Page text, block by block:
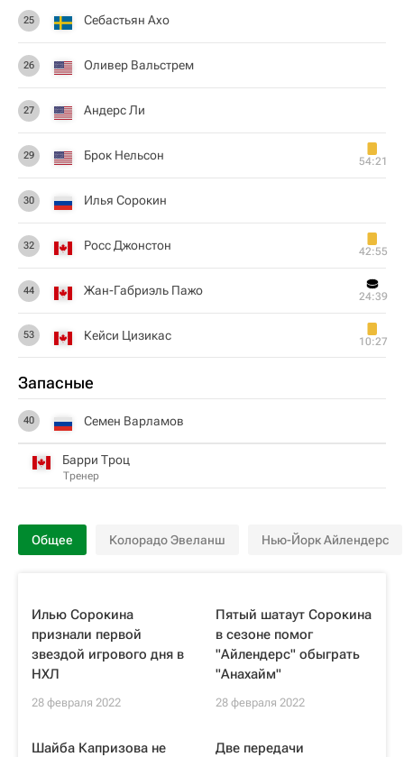
25 Себастьян Ахо
26 Оливер Вальстрем
27 Андерс Ли
29 Брок Нельсон 54:21
30 Илья Сорокин
32 Росс Джонстон 42:55
44 Жан-Габриэль Пажо 24:39
53 Кейси Цизикас 10:27
Запасные
40 Семен Варламов
Барри Троц
Тренер
Общее Колорадо Эвеланш Нью-Йорк Айлендерс
Илью Сорокина
признали первой
звездой игрового дня в
НХЛ
28 февраля 2022
Пятый шатаут Сорокина
в сезоне помог
"Айлендерс" обыграть
"Анахайм"
28 февраля 2022
Шайба Капризова не
Две передачи